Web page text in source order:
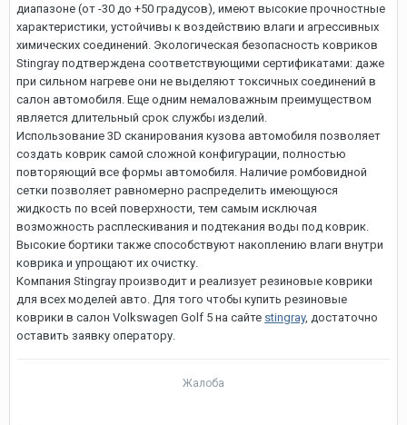
диапазоне (от -30 до +50 градусов), имеют высокие прочностные
характеристики, устойчивы к воздействию влаги и агрессивных
химических соединений. Экологическая безопасность ковриков
Stingray подтверждена соответствующими сертификатами: даже
при сильном нагреве они не выделяют токсичных соединений в
салон автомобиля. Еще одним немаловажным преимуществом
является длительный срок службы изделий.
Использование 3D сканирования кузова автомобиля позволяет
создать коврик самой сложной конфигурации, полностью
повторяющий все формы автомобиля. Наличие ромбовидной
сетки позволяет равномерно распределить имеющуюся
жидкость по всей поверхности, тем самым исключая
возможность расплескивания и подтекания воды под коврик.
Высокие бортики также способствуют накоплению влаги внутри
коврика и упрощают их очистку.
Компания Stingray производит и реализует резиновые коврики
для всех моделей авто. Для того чтобы купить резиновые
коврики в салон Volkswagen Golf 5 на сайте stingray, достаточно
оставить заявку оператору.
Жалоба